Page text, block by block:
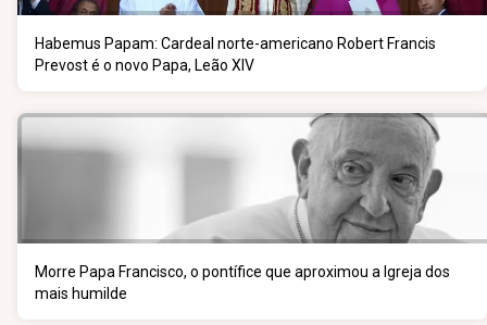
Habemus Papam: Cardeal norte-americano Robert Francis
Prevost é o novo Papa, Leão XIV
Morre Papa Francisco, o pontífice que aproximou a Igreja dos
mais humilde